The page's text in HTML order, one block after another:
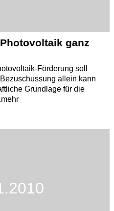
ganz
Förderung soll
allein kann
Grundlage für die